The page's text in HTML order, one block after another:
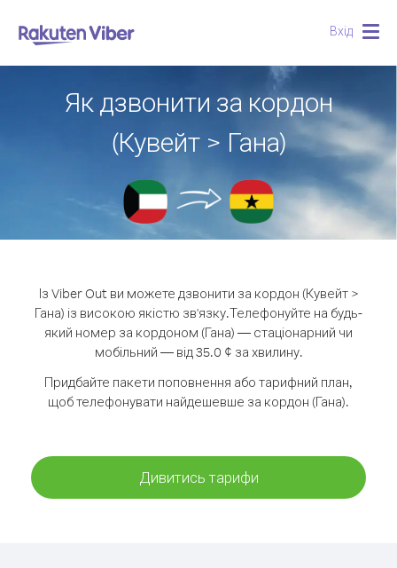
Вхід
Як дзвонити за кордон
(Кувейт > Гана)
Із Viber Out ви можете дзвонити за кордон (Кувейт >
Гана) із високою якістю зв'язку.Телефонуйте на будь-
який номер за кордоном (Гана) — стаціонарний чи
мобільний — від 35.0 ¢ за хвилину.
Придбайте пакети поповнення або тарифний план,
щоб телефонувати найдешевше за кордон (Гана).
Дивитись тарифи